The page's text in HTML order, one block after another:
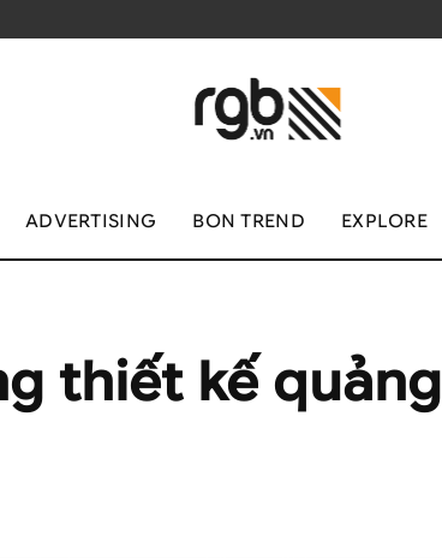
ADVERTISING BON TREND EXPLORE
thiết kế quảng